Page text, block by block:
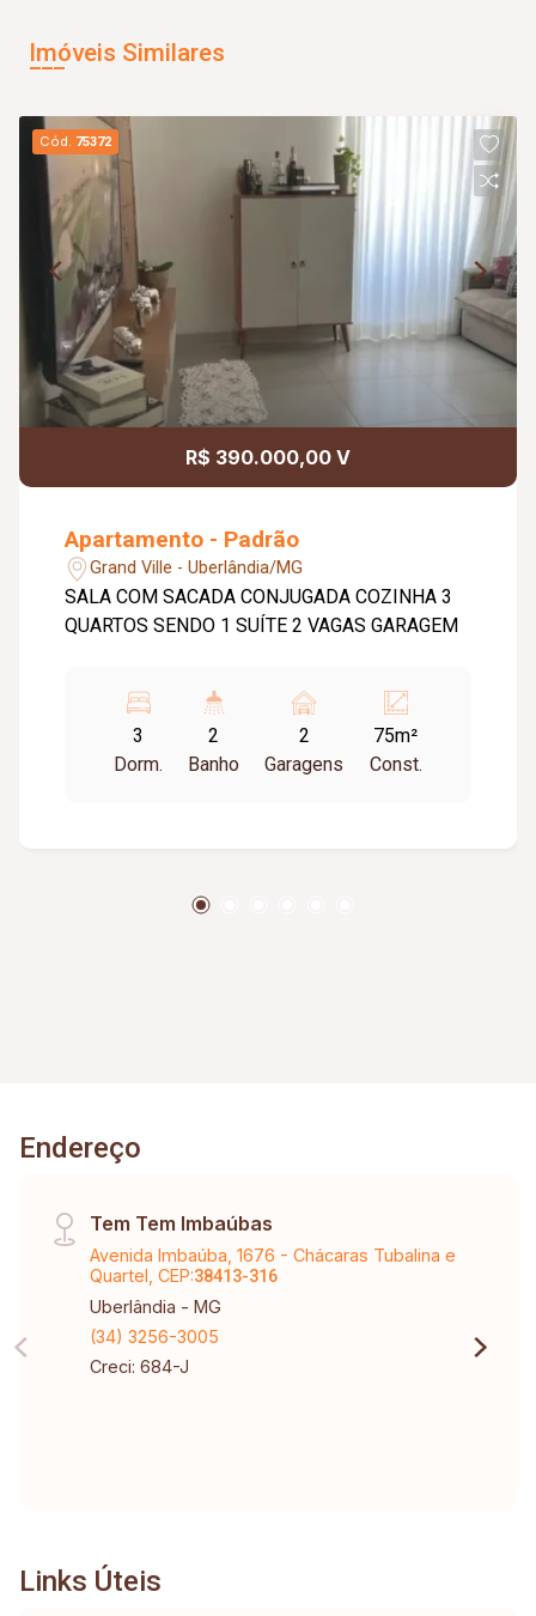
Imóveis Similares
Cód. 75372
R$ 390.000,00 V
Apartamento - Padrão
Grand Ville - Uberlândia/MG
SALA COM SACADA CONJUGADA COZINHA 3
QUARTOS SENDO 1 SUÍTE 2 VAGAS GARAGEM
3
Dorm.
2
Banho
2
Garagens
75m²
Const.
Endereço
Tem Tem Imbaúbas
Avenida Imbaúba, 1676 - Chácaras Tubalina e
Quartel, CEP:38413-316
Uberlândia - MG
(34) 3256-3005
Creci: 684-J
Links Úteis